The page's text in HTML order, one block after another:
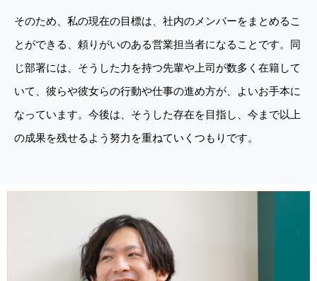
そのため、私の現在の目標は、社内のメンバーをまとめるこ
とができる、頼りがいのある営業担当者になることです。同
じ部署には、そうした力を持つ先輩や上司が数多く在籍して
いて、彼らや彼女らの行動や仕事の進め方が、よいお手本に
なっています。今後は、そうした存在を目指し、今まで以上
の成果を残せるよう努力を重ねていくつもりです。